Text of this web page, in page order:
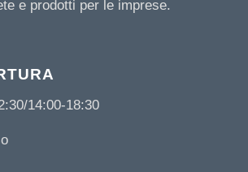
e prodotti per le imprese.
14:00-18:30